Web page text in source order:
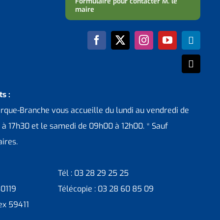
maire
:
Branche vous accueille du lundi au vendredi de
17h30 et le samedi de 09h00 à 12h00. * Sauf
59411
Tél : 03 28 29 25 25
Télécopie : 03 28 60 85 09